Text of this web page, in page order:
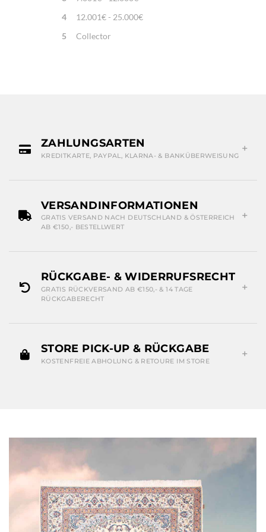
4
12.001€ - 25.000€
5
Collector
ZAHLUNGSARTEN
KREDITKARTE, PAYPAL, KLARNA- & BANKÜBERWEISUNG
VERSANDINFORMATIONEN
GRATIS VERSAND NACH DEUTSCHLAND & ÖSTERREICH
AB €150,- BESTELLWERT
RÜCKGABE- & WIDERRUFSRECHT
GRATIS RÜCKVERSAND AB €150,- & 14 TAGE
RÜCKGABERECHT
STORE PICK-UP & RÜCKGABE
KOSTENFREIE ABHOLUNG & RETOURE IM STORE